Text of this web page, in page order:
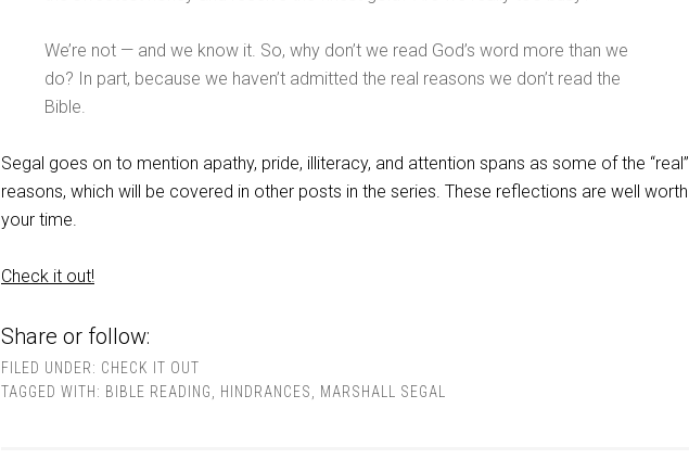
We’re not — and we know it. So, why don’t we read God’s word more than we
do? In part, because we haven’t admitted the real reasons we don’t read the
Bible.
Segal goes on to mention apathy, pride, illiteracy, and attention spans as some of the “real”
reasons, which will be covered in other posts in the series. These reflections are well worth
your time.
Check it out!
Share or follow:
FILED UNDER: CHECK IT OUT
TAGGED WITH: BIBLE READING HINDRANCES MARSHALL SEGAL